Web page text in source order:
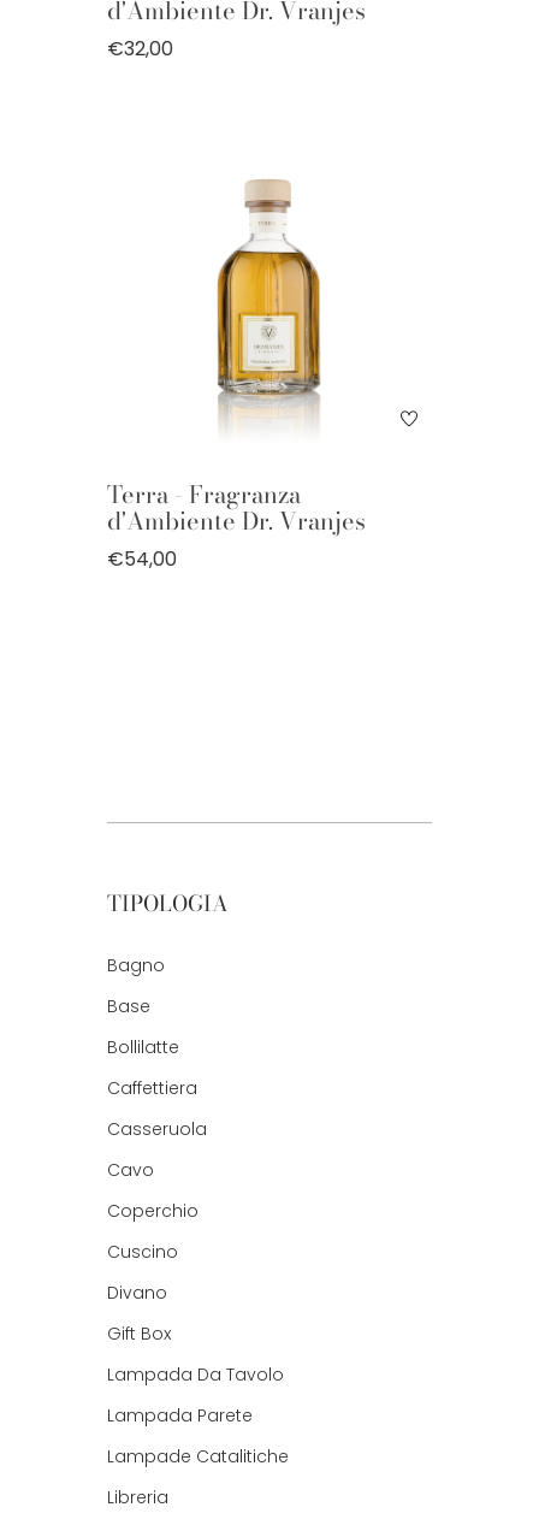
d'Ambiente Dr. Vranjes
€32,00
Terra - Fragranza
d'Ambiente Dr. Vranjes
€54,00
TIPOLOGIA
Bagno
Base
Bollilatte
Caffettiera
Casseruola
Cavo
Coperchio
Cuscino
Divano
Gift Box
Lampada Da Tavolo
Lampada Parete
Lampade Catalitiche
Libreria